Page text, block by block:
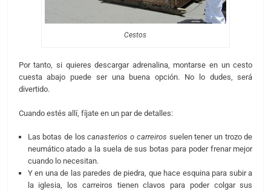
Cestos
Por tanto, si quieres descargar adrenalina, montarse en un cesto
cuesta abajo puede ser una buena opción. No lo dudes, será
divertido.
Cuando estés allí, fíjate en un par de detalles:
Las botas de loscanasterios o carreiros suelen tener un trozo de
neumático atado a la suela de sus botas para poder frenar mejor
cuando lo necesitan.
Y en una de las paredes de piedra, que hace esquina para subir a
la iglesia, los carreiros tienen clavos para poder colgar sus